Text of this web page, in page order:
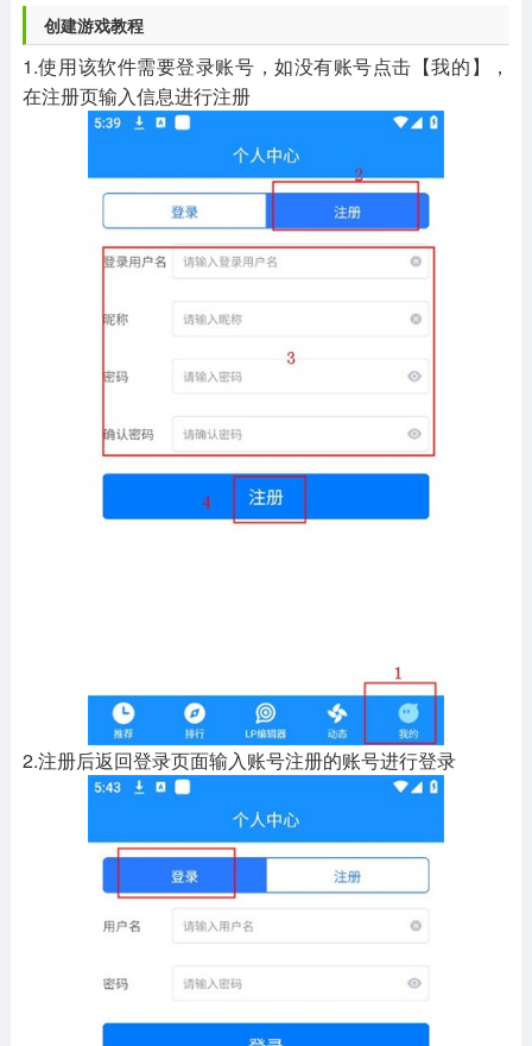
创建游戏教程
1.使用该软件需要登录账号，如没有账号点击【我的】，
在注册页输入信息进行注册
2.注册后返回登录页面输入账号注册的账号进行登录